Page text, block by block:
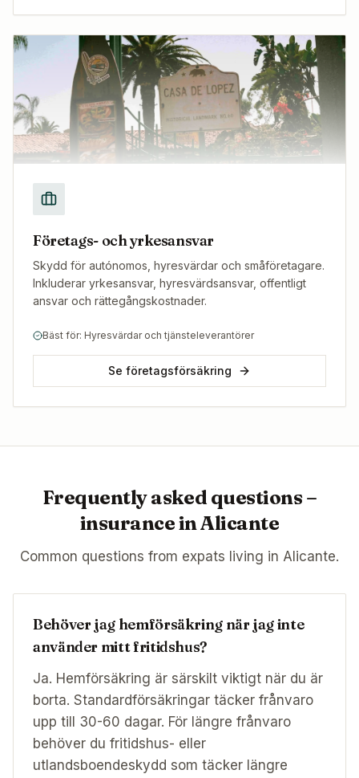
Företags- och yrkesansvar
Skydd för autónomos, hyresvärdar och småföretagare.
Inkluderar yrkesansvar, hyresvärdsansvar, offentligt
ansvar och rättegångskostnader.
Bäst för: Hyresvärdar och tjänsteleverantörer
Se företagsförsäkring
Frequently asked questions –
insurance inAlicante
Common questions from expats living in Alicante.
Behöver jag hemförsäkring när jag inte
använder mitt fritidshus?
Ja. Hemförsäkring är särskilt viktigt när du är
borta. Standardförsäkringar täcker frånvaro
upp till 30-60 dagar. För längre frånvaro
behöver du fritidshus- eller
utlandsboendeskydd som täcker längre